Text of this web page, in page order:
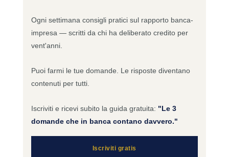
Ogni settimana consigli pratici sul rapporto banca-
impresa — scritti da chi ha deliberato credito per
vent'anni.
Puoi farmi le tue domande. Le risposte diventano
contenuti per tutti.
Iscriviti e ricevi subito la guida gratuita: "Le 3
domande che in banca contano davvero."
Iscriviti gratis